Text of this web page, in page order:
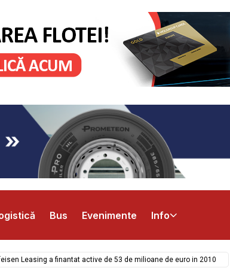
Bus Evenimente Info
Leasing a finantat active de 53 de milioane de euro in 2010